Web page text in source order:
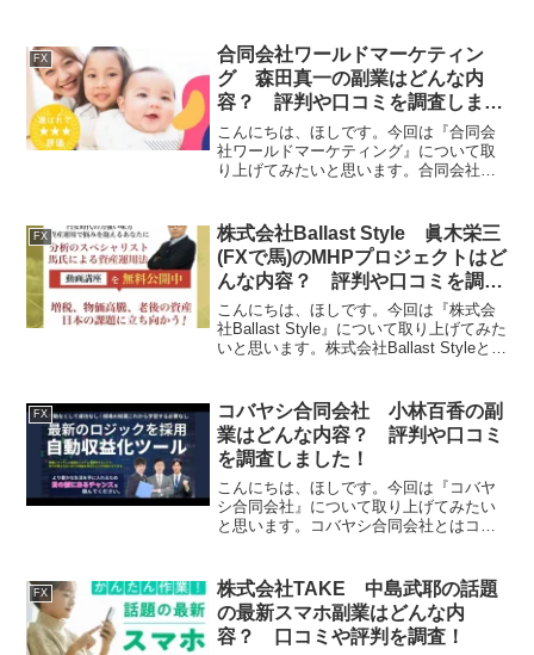
FX
合同会社ワールドマーケティン
グ 森田真一の副業はどんな内
容？ 評判や口コミを調査しまし
た！
こんにちは、ほしです。今回は『合同会
社ワールドマーケティング』について取
り上げてみたいと思います。合同会社ワ
る会社です。それでは、実態を検証して
いきたいと思います！特...
FX
株式会社Ballast Style 眞木栄三
(FXで馬)のMHPプロジェクトはど
んな内容？ 評判や口コミを調査
しました！
こんにちは、ほしです。今回は『株式会
社Ballast Style』について取り上げてみた
いと思います。株式会社Ballast Styleとは
ていきたいと...
FX
コバヤシ合同会社 小林百香の副
業はどんな内容？ 評判や口コミ
を調査しました！
こんにちは、ほしです。今回は『コバヤ
シ合同会社』について取り上げてみたい
と思います。コバヤシ合同会社とはコバ
いと思います！特定商取引法に基づく表
記販売社名コバヤシ合同...
FX
株式会社TAKE 中島武耶の話題
の最新スマホ副業はどんな内
容？ 口コミや評判を調査！